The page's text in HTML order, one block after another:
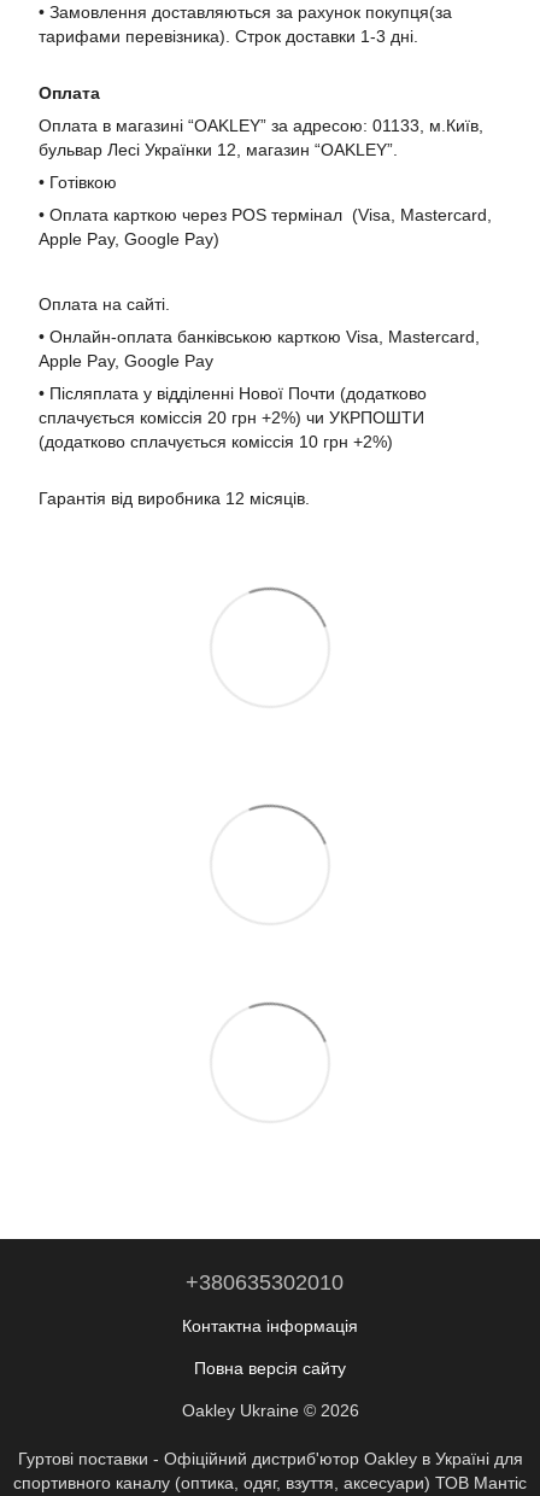
• Замовлення доставляються за рахунок покупця(за
тарифами перевізника). Строк доставки 1-3 дні.
Оплата
Оплата в магазині “OAKLEY” за адресою: 01133, м.Київ,
бульвар Лесі Українки 12, магазин “OAKLEY”.
• Готівкою
• Оплата карткою через POS термінал (Visa, Mastercard,
Apple Pay, Google Pay)
Оплата на сайті.
• Онлайн-оплата банківською карткою Visa, Mastercard,
Apple Pay, Google Pay
• Післяплата у відділенні Нової Почти (додатково
сплачується коміссія 20 грн +2%) чи УКРПОШТИ
(додатково сплачується коміссія 10 грн +2%)
Гарантія від виробника 12 місяців.
+380635302010
Контактна інформація
Повна версія сайту
Oakley Ukraine © 2026
Гуртові поставки - Офіційний дистриб'ютор Oakley в Україні для
спортивного каналу (оптика, одяг, взуття, аксесуари) ТОВ Мантіс